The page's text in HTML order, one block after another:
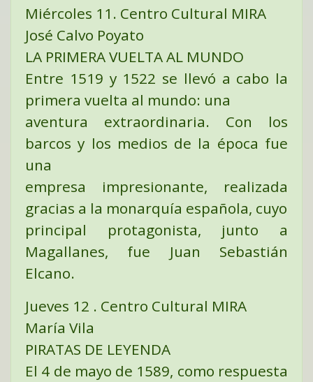
Miércoles 11. Centro Cultural MIRA
José Calvo Poyato
LA PRIMERA VUELTA AL MUNDO
Entre 1519 y 1522 se llevó a cabo la
primera vuelta al mundo: una
aventura extraordinaria. Con los
barcos y los medios de la época fue
una
empresa impresionante, realizada
gracias a la monarquía española, cuyo
principal protagonista, junto a
Magallanes, fue Juan Sebastián
Elcano.
Jueves 12 . Centro Cultural MIRA
María Vila
PIRATAS DE LEYENDA
El 4 de mayo de 1589, como respuesta